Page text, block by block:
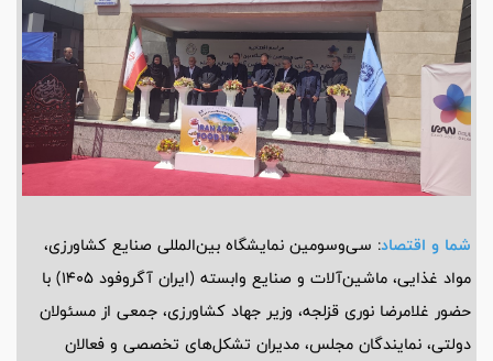
شما و اقتصاد: سی‌وسومین نمایشگاه بین‌المللی صنایع کشاورزی،
مواد غذایی، ماشین‌آلات و صنایع وابسته (ایران آگروفود 1405) با
حضور غلامرضا نوری قزلجه، وزیر جهاد کشاورزی، جمعی از مسئولان
دولتی، نمایندگان مجلس، مدیران تشکل‌های تخصصی و فعالان